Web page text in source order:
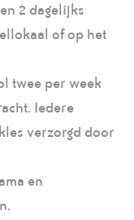
2 dagelijks
of op het
twee per week
Iedere
verzorgd door
en